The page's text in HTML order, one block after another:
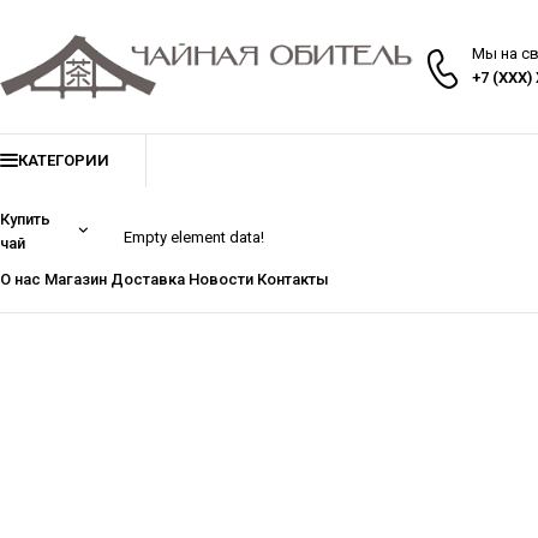
Мы на
+7 (XXX)
КАТЕГОРИИ
Купить
чай
Empty element data!
О нас Магазин Доставка Новости Контакты